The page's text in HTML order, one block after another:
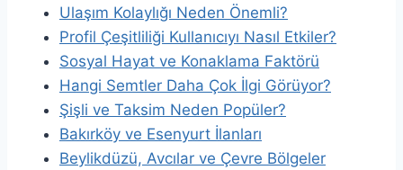
Ulaşım Kolaylığı Neden Önemli?
Profil Çeşitliliği Kullanıcıyı Nasıl Etkiler?
Sosyal Hayat ve Konaklama Faktörü
Hangi Semtler Daha Çok İlgi Görüyor?
Şişli ve Taksim Neden Popüler?
Bakırköy ve Esenyurt İlanları
Beylikdüzü, Avcılar ve Çevre Bölgeler